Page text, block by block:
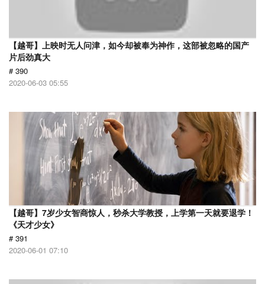
【越哥】上映时无人问津，如今却被奉为神作，这部被忽略的国产
片后劲真大
# 390
2020-06-03 05:55
【越哥】7岁少女智商惊人，秒杀大学教授，上学第一天就要退学！
《天才少女》
# 391
2020-06-01 07:10